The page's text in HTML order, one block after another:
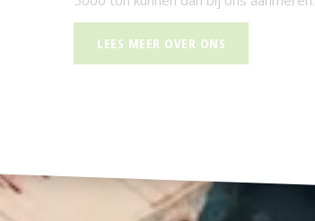
LEES MEER OVER ONS